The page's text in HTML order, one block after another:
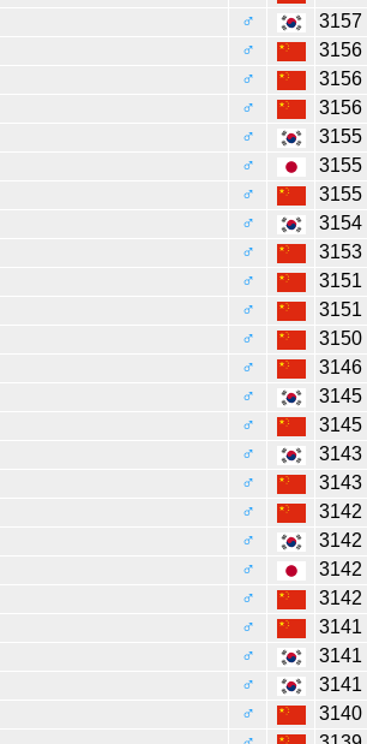
♂
3157
♂
3156
♂
3156
♂
3156
♂
3155
♂
3155
♂
3155
♂
3154
♂
3153
♂
3151
♂
3151
♂
3150
♂
3146
♂
3145
♂
3145
♂
3143
♂
3143
♂
3142
♂
3142
♂
3142
♂
3142
♂
3141
♂
3141
♂
3141
♂
3140